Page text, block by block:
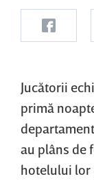
Jucătorii
primă
au plâns de
hotelului lor